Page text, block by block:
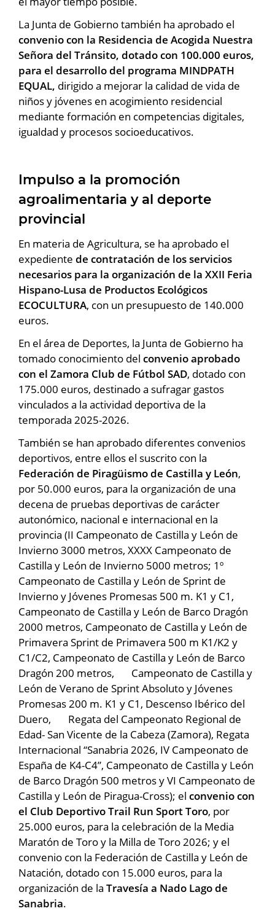
La Junta de Gobierno también ha aprobado el
convenio con la Residencia de Acogida Nuestra
Señora del Tránsito, dotado con 100.000 euros,
para el desarrollo del programa MINDPATH
EQUAL, dirigido a mejorar la calidad de vida de
niños y jóvenes en acogimiento residencial
mediante formación en competencias digitales,
igualdad y procesos socioeducativos.
Impulso a la promoción
agroalimentaria y al deporte
provincial
En materia de Agricultura, se ha aprobado el
expediente de contratación de los servicios
necesarios para la organización de la XXII Feria
Hispano-Lusa de Productos Ecológicos
ECOCULTURA, con un presupuesto de 140.000
euros.
En el área de Deportes, la Junta de Gobierno ha
tomado conocimiento del convenio aprobado
con el Zamora Club de Fútbol SAD, dotado con
175.000 euros, destinado a sufragar gastos
vinculados a la actividad deportiva de la
temporada 2025-2026.
También se han aprobado diferentes convenios
deportivos, entre ellos el suscrito con la
Federación de Piragüismo de Castilla y León,
por 50.000 euros, para la organización de una
decena de pruebas deportivas de carácter
autonómico, nacional e internacional en la
provincia (II Campeonato de Castilla y León de
Invierno 3000 metros, XXXX Campeonato de
Castilla y León de Invierno 5000 metros; 1º
Campeonato de Castilla y León de Sprint de
Invierno y Jóvenes Promesas 500 m. K1 y C1,
Campeonato de Castilla y León de Barco Dragón
2000 metros, Campeonato de Castilla y León de
Primavera Sprint de Primavera 500 m K1/K2 y
C1/C2, Campeonato de Castilla y León de Barco
Dragón 200 metros, Campeonato de Castilla y
León de Verano de Sprint Absoluto y Jóvenes
Promesas 200 m. K1 y C1, Descenso Ibérico del
Duero, Regata del Campeonato Regional de
Edad- San Vicente de la Cabeza (Zamora), Regata
Internacional “Sanabria 2026, IV Campeonato de
España de K4-C4”, Campeonato de Castilla y León
de Barco Dragón 500 metros y VI Campeonato de
Castilla y León de Piragua-Cross); el convenio con
el Club Deportivo Trail Run Sport Toro, por
25.000 euros, para la celebración de la Media
Maratón de Toro y la Milla de Toro 2026; y el
convenio con la Federación de Castilla y León de
Natación, dotado con 15.000 euros, para la
organización de la Travesía a Nado Lago de
Sanabria.